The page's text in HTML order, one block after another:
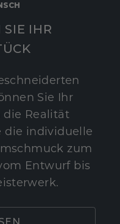
IHR
Sie Ihr
die Realität
die individuelle
zum
Entwurf bis